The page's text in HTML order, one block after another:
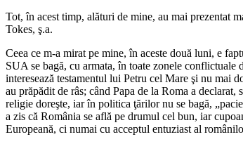
Tot, în acest timp, alături de mine, au mai prezentat
Tokes, ş.a.
Ceea ce m-a mirat pe mine, în aceste două luni, e
SUA se bagă, cu armata, în toate zonele
interesează testamentul lui Petru cel Mare şi nu mai
au prăpădit de râs; când Papa de la Roma a
religie doreşte, iar în politica ţărilor nu se bagă,
a zis că România se află pe drumul cel bun, iar
Europeană, ci numai cu acceptul entuziast al